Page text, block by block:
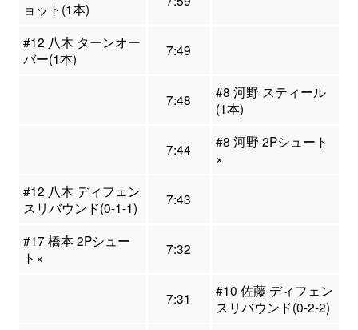
ョット(1本)
#12 八木 ターンオー
バー(1本)
7:49
7:48
#8 河野 スティール
(1本)
7:44
#8 河野 2Pシュート
×
#12 八木 ディフェン
スリバウンド(0-1-1)
7:43
#17 橋本 2Pシュー
ト×
7:32
7:31
#10 佐藤 ディフェン
スリバウンド(0-2-2)